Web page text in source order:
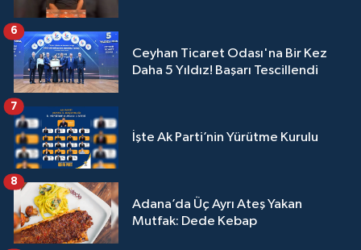
Ceyhan Ticaret Odası'na Bir Kez
Daha 5 Yıldız! Başarı Tescillendi
6
İşte Ak Parti’nin Yürütme Kurulu
7
Adana’da Üç Ayrı Ateş Yakan
Mutfak: Dede Kebap
8